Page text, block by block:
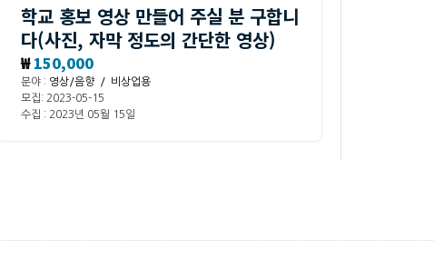
학교 홍보 영상 만들어 주실 분 구합니
다(사진, 자막 정도의 간단한 영상)
₩150,000
분야 : 영상/음향 / 비상업용
모집: 2023-05-15
수집 : 2023년 05월 15일